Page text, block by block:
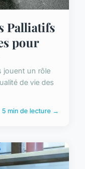
Palliatifs
pour
jouent un rôle
de vie des
5 min de lecture →